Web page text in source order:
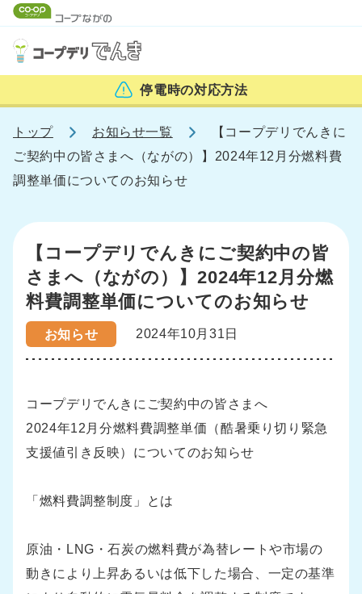
停電時の対応方法
トップ お知らせ一覧
【コープデリでんきに
ご契約中の皆さまへ（ながの）】2024年12月分燃料費
調整単価についてのお知らせ
【コープデリでんきにご契約中の皆
さまへ（ながの）】2024年12月分燃
料費調整単価についてのお知らせ
お知らせ 2024年10月31日
コープデリでんきにご契約中の皆さまへ
2024年12月分燃料費調整単価（酷暑乗り切り緊急
支援値引き反映）についてのお知らせ
「燃料費調整制度」とは
原油・LNG・石炭の燃料費が為替レートや市場の
動きにより上昇あるいは低下した場合、一定の基準